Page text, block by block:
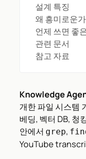
설계 특징
왜 흥미로운가
언제 쓰면 좋
관련 문서
참고 자료
Knowledge
개한 파일 시스템
베딩, 벡터 DB, 청
안에서 grep,
YouTube